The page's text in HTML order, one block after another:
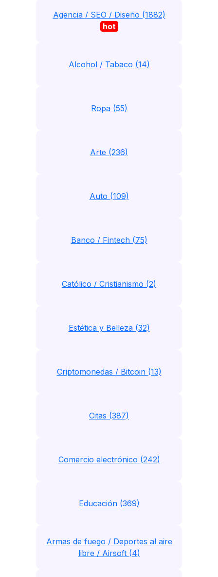
Agencia / SEO / Diseño (1882)
hot
Alcohol / Tabaco (14)
Ropa (55)
Arte (236)
Auto (109)
Banco / Fintech (75)
Católico / Cristianismo (2)
Estética y Belleza (32)
Criptomonedas / Bitcoin (13)
Citas (387)
Comercio electrónico (242)
Educación (369)
Armas de fuego / Deportes al aire
libre / Airsoft (4)